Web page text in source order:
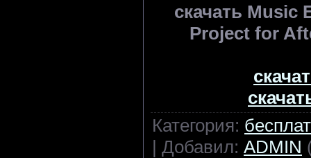
скачать Music
Project for
Категория:
| Добавил: ADMIN